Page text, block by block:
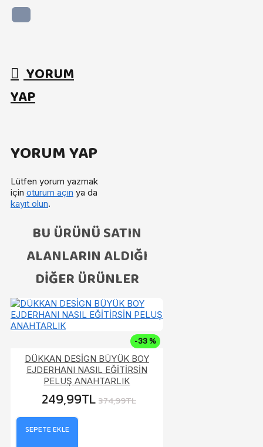
YORUM
YAP
YORUM YAP
Lütfen yorum yazmak
için oturum açın ya da
kayıt olun.
BU ÜRÜNÜ SATIN
ALANLARIN ALDIĞI
DIĞER ÜRÜNLER
-33 %
DÜKKAN DESİGN BÜYÜK BOY
EJDERHANI NASIL EĞİTİRSİN
PELUŞ ANAHTARLIK
249,99TL 374,99TL
SEPETE EKLE